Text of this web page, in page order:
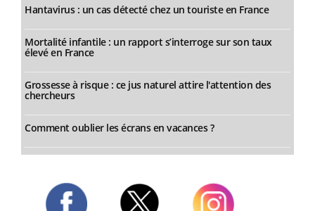
Hantavirus : un cas détecté chez un touriste en France
Mortalité infantile : un rapport s’interroge sur son taux
élevé en France
Grossesse à risque : ce jus naturel attire l'attention des
chercheurs
Comment oublier les écrans en vacances ?